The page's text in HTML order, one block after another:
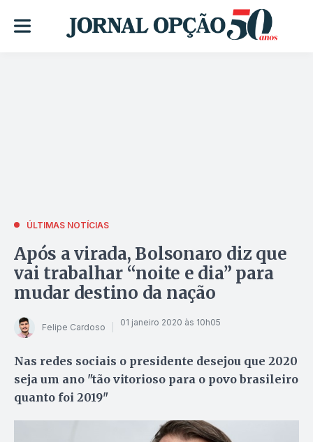
ÚLTIMAS NOTÍCIAS
Após a virada, Bolsonaro diz que
vai trabalhar “noite e dia” para
mudar destino da nação
Felipe Cardoso 01 janeiro 2020 às 10h05
Nas redes sociais o presidente desejou que 2020
seja um ano "tão vitorioso para o povo brasileiro
quanto foi 2019"